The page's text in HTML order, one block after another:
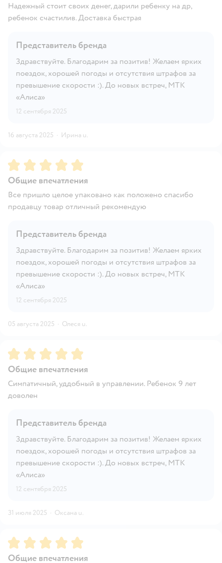
Надежный стоит своих денег, дарили ребенку на др,
ребенок счастилив. Доставка быстрая
Представитель бренда
Здравствуйте. Благодарим за позитив! Желаем ярких
поездок, хорошей погоды и отсутствия штрафов за
превышение скорости :). До новых встреч, МТК
«Алиса»
12 сентября 2025
16 августа 2025 · Ирина u.
Рейтинг:5
Общие впечатления
Все пришло целое упаковано как положено спасибо
продавцу товар отличный рекомендую
Представитель бренда
Здравствуйте. Благодарим за позитив! Желаем ярких
поездок, хорошей погоды и отсутствия штрафов за
превышение скорости :). До новых встреч, МТК
«Алиса»
12 сентября 2025
05 августа 2025 · Олеся u.
Рейтинг:5
Общие впечатления
Симпатичный, уддобный в управлении. Ребенок 9 лет
доволен
Представитель бренда
Здравствуйте. Благодарим за позитив! Желаем ярких
поездок, хорошей погоды и отсутствия штрафов за
превышение скорости :). До новых встреч, МТК
«Алиса»
12 сентября 2025
31 июля 2025 · Оксана u.
Рейтинг:5
Общие впечатления